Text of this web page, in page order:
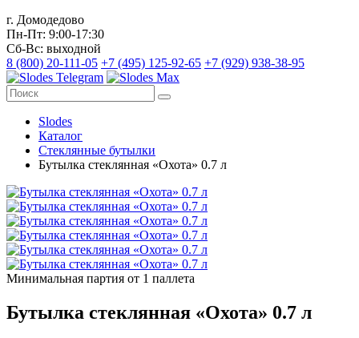
г. Домодедово
Пн-Пт: 9:00-17:30
Сб-Вс: выходной
8 (800) 20-111-05 +7 (495) 125-92-65 +7 (929) 938-38-95
Slodes
Каталог
Стеклянные бутылки
Бутылка стеклянная «Охота» 0.7 л
Минимальная партия от 1 паллета
Бутылка стеклянная «Охота» 0.7 л